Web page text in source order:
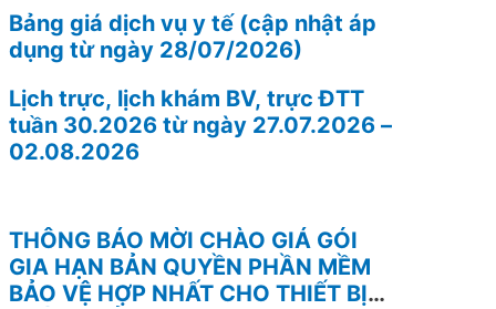
Bảng giá dịch vụ y tế (cập nhật áp
dụng từ ngày 28/07/2026)
Lịch trực, lịch khám BV, trực ĐTT
tuần 30.2026 từ ngày 27.07.2026 –
02.08.2026
THÔNG BÁO MỜI CHÀO GIÁ GÓI
GIA HẠN BẢN QUYỀN PHẦN MỀM
BẢO VỆ HỢP NHẤT CHO THIẾT BỊ